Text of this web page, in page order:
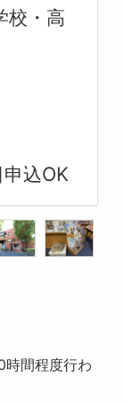
校・高
込OK
時間程度行わ